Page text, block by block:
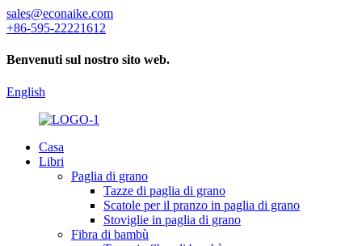
sales@econaike.com
+86-595-22221612
Benvenuti sul nostro sito web.
English
Casa
Libri
Paglia di grano
Tazze di paglia di grano
Scatole per il pranzo in paglia di grano
Stoviglie in paglia di grano
Fibra di bambù